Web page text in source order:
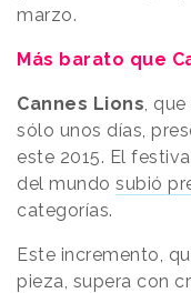
marzo.
Más barato que
Cannes Lions ,
sólo unos días,
este 2015. El
del mundo subió
categorías.
Este incremento,
pieza, supera con